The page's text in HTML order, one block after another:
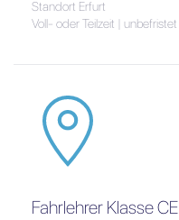
Standort Erfurt
Voll- oder Teilzeit | unbefristet
Fahrlehrer Klasse CE